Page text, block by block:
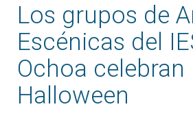
Los grupos de
Escénicas del
Ochoa celebran
Halloween